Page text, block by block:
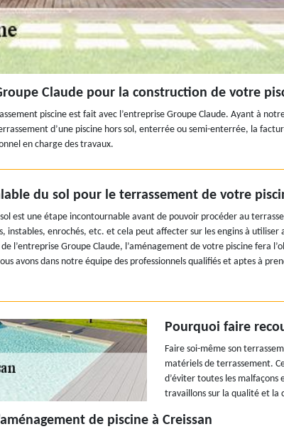
Claude pour la construction de votre
piscine est fait avec l’entreprise Groupe Claude. Ayant à
d’une piscine hors sol, enterrée ou semi-enterrée, la
en charge des travaux.
du sol pour le terrassement de votre
est une étape incontournable avant de pouvoir procéder au
instables, enrochés, etc. et cela peut affecter sur les engins à utiliser
l’entreprise Groupe Claude, l’aménagement de votre piscine fera
avons dans notre équipe des professionnels qualifiés et aptes à
Pourquoi faire
Faire soi-même son
matériels de terrassement.
d’éviter toutes les malfaçons
travaillons sur la qualité et la
de piscine à Creissan